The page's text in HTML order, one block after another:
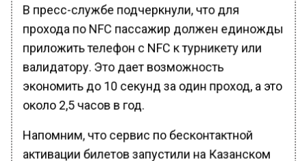
В пресс-службе подчеркнули, что для
прохода по NFC пассажир должен единожды
приложить телефон с NFC к турникету или
валидатору. Это дает возможность
экономить до 10 секунд за один проход, а это
около 2,5 часов в год.
Напомним, что сервис по бесконтактной
активации билетов запустили на Казанском